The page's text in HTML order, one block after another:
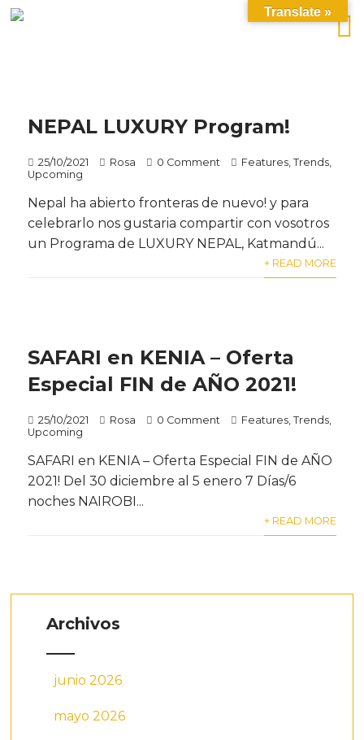
NEPAL LUXURY Program!
25/10/2021 Rosa 0 Comment Features ,Trends
Upcoming
Nepal ha abierto fronteras de nuevo! y para
celebrarlo nos gustaria compartir con vosotros
un Programa de LUXURY NEPAL, Katmandú...
+ READ MORE
SAFARI en KENIA – Oferta
Especial FIN de AÑO 2021!
25/10/2021 Rosa 0 Comment Features ,Trends
Upcoming
SAFARI en KENIA – Oferta Especial FIN de AÑO
2021! Del 30 diciembre al 5 enero 7 Días/6
noches NAIROBI...
+ READ MORE
Archivos
junio 2026
mayo 2026
Translate »